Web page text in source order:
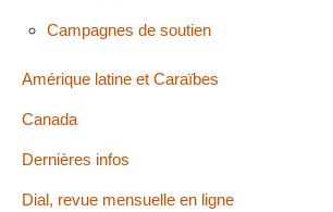
Campagnes de soutien
Amérique latine et Caraïbes
Canada
Dernières infos
Dial, revue mensuelle en ligne